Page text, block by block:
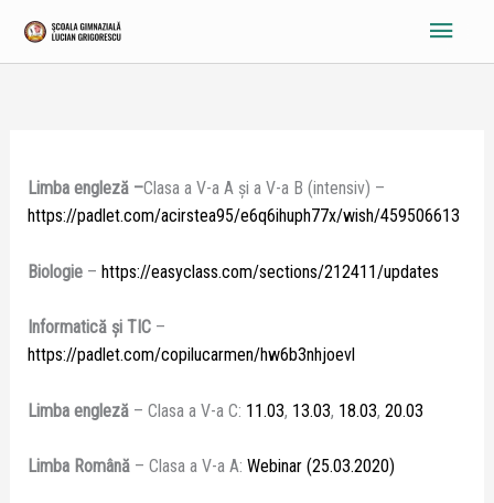
content
Main
Limba engleză –Clasa a V-a A și a V-a B (intensiv) –
https://padlet.com/acirstea95/e6q6ihuph77x/wish/459506613
Biologie– https://easyclass.com/sections/212411/updates
Informatică și TIC–
https://padlet.com/copilucarmen/hw6b3nhjoevl
Limba engleză– Clasa a V-a C: 11.03, 13.03, 18.03, 20.03
Limba Română– Clasa a V-a A: Webinar (25.03.2020)